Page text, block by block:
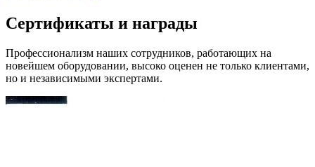
Сертификаты и награды
Профессионализм наших сотрудников, работающих на
новейшем оборудовании, высоко оценен не только клиентами,
но и независимыми экспертами.